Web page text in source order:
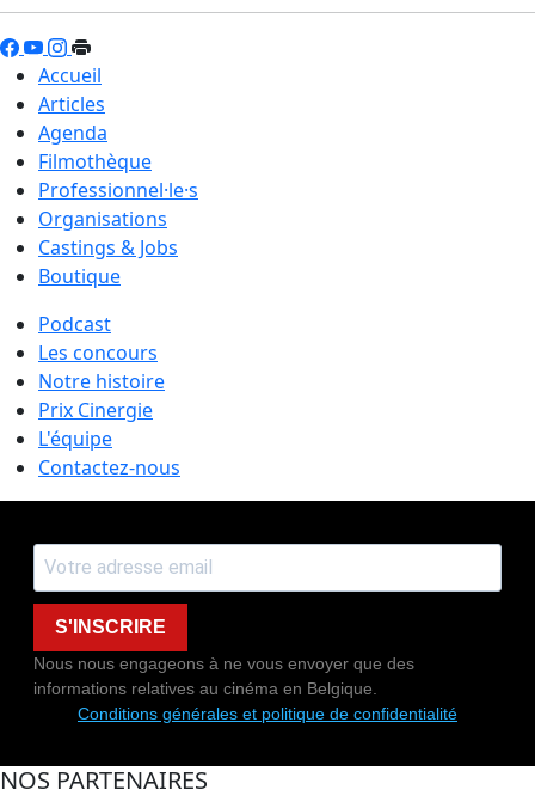
Accueil
Articles
Agenda
Filmothèque
Professionnel·le·s
Organisations
Castings & Jobs
Boutique
Podcast
Les concours
Notre histoire
Prix Cinergie
L'équipe
Contactez-nous
S'INSCRIRE
Nous nous engageons à ne vous envoyer que des
informations relatives au cinéma en Belgique.
Conditions générales et politique de confidentialité
NOS PARTENAIRES